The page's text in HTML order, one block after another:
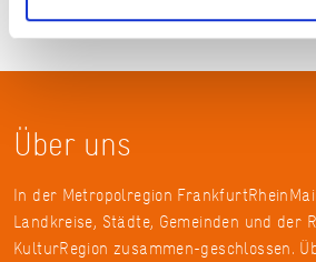
Über uns
In der Metropolregion
Landkreise, Städte, Gemeinden und der
KulturRegion zusammen-geschlossen.